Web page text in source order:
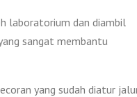
laboratorium dan diambil
sangat membantu
yang sudah diatur